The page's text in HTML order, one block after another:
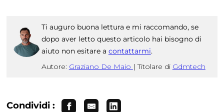
Ti auguro buona lettura e mi raccomando, se
dopo aver letto questo articolo hai bisogno di
aiuto non esitare a contattarmi.
Autore: Graziano De Maio | Titolare di Gdmtech
Condividi :